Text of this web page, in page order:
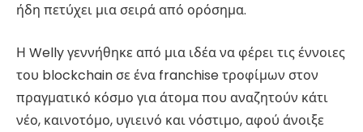
ήδη πετύχει μια σειρά από ορόσημα.
Η Welly γεννήθηκε από μια ιδέα να φέρει τις έννοιες
του blockchain σε ένα franchise τροφίμων στον
πραγματικό κόσμο για άτομα που αναζητούν κάτι
νέο, καινοτόμο, υγιεινό και νόστιμο, αφού άνοιξε